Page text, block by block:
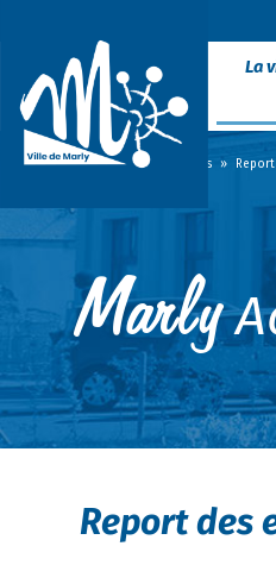
La
Accueil » Actualités »
Report des